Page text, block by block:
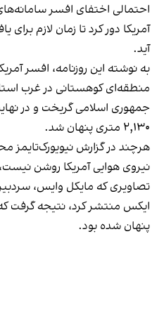
احتمالی اختفای افسر
آمریکا دور کرد تا زمان لازم
آید.
منطقه‌ای کوهستانی در غرب
جمهوری اسلامی گریخت و در
۲,۱۳۰ متری پنهان شد.
هرچند در گزارش
نیروی هوایی آمریکا روشن نیست،
تصاویری که مایکل وایس،
ایکس منتشر کرد، نتیجه گرفت
پنهان شده بود.